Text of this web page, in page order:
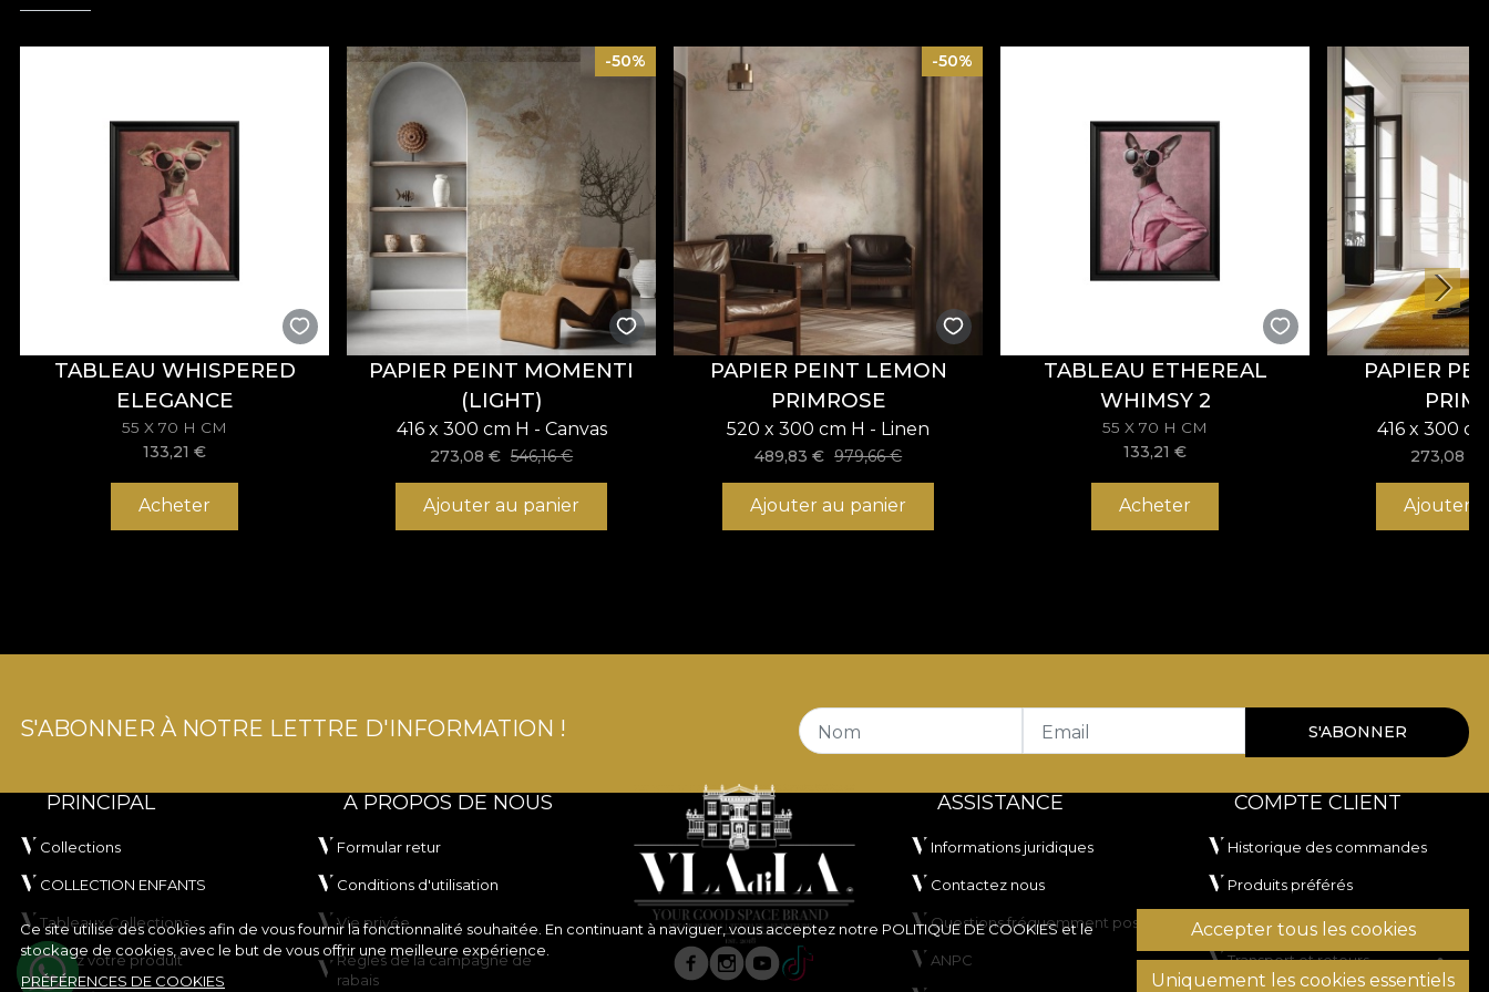
TABLEAU WHISPERED
ELEGANCE
55 X 70 H CM
133,21€
Acheter
-50%
PAPIER PEINT MOMENTI
(LIGHT)
416 x 300 cm H - Canvas
273,08 € 546,16€
Ajouter au panier
-50%
PAPIER PEINT LEMON
PRIMROSE
520 x 300 cm H - Linen
489,83 € 979,66€
Ajouter au panier
TABLEAU ETHEREAL
WHIMSY 2
55 X 70 H CM
133,21€
Acheter
PAPIER
416 x 300
273,08
Ajouter
Ce site utilise des cookies afin de vous fournir la fonctionnalité souhaitée. En continuant à naviguer, vous acceptez notre POLITIQUE DE COOKIESet le
stockage de cookies, avec le but de vous offrir une meilleure expérience.
PRÉFÉRENCES DE COOKIES
Accepter tous les cookies
Uniquement les cookies essentiels
S'ABONNER À NOTRE LETTRE D'INFORMATION ! Nom Email S'ABONNER
PRINCIPAL
Collections
COLLECTION ENFANTS
Tableaux Collections
Créez votre produit
A PROPOS DE NOUS
Formular retur
Conditions d'utilisation
Vie privée
Règles de la campagne de
rabais
ASSISTANCE
Informations juridiques
Contactez nous
Questions fréquemment posées
ANPC
COMPTE CLIENT
Historique des commandes
Produits préférés
Modes de paiement
Transport et retours